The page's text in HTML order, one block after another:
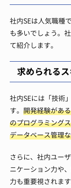
社内SEは人気職種
も多いでしょう。
て紹介します。
求められる
社内SEには「技術
す。 開発経験があ
のプログラミング
データベース管理
さらに、社内ユー
ニケーション力や
力も重要視されま